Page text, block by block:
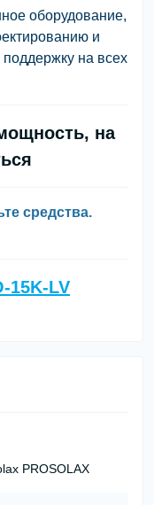
оборудование,
и
на всех
на
средства.
15K-LV
PROSOLAX